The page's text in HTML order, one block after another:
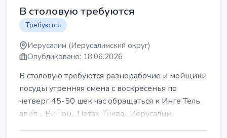
В столовую требуются
Требуются
Иерусалим (Иерусалимский округ)
Опубликовано: 18.06.2026
В столовую требуются разнорабочие и мойщики
посуды утренняя смена с воскресенья по
четверг 45-50 шек час обращаться к Инге Тель
авив - Ришон- Петах Тиква- Иерусалим